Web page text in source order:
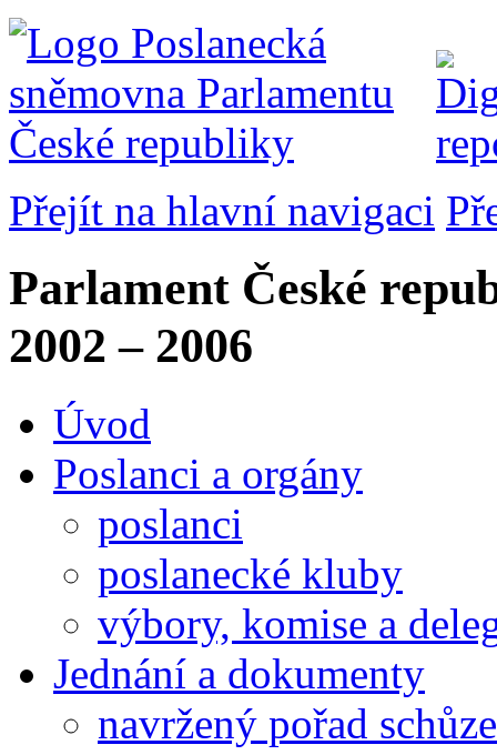
Přejít na hlavní navigaci
Parlament České
2002 – 2006
Úvod
Poslanci a orgány
poslanci
poslanecké kluby
výbory, komise a
Jednání a dokumenty
navržený pořad schůze